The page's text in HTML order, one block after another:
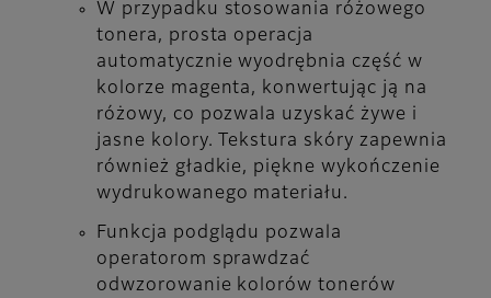
W przypadku stosowania różowego
tonera, prosta operacja
automatycznie wyodrębnia część w
kolorze magenta, konwertując ją na
różowy, co pozwala uzyskać żywe i
jasne kolory. Tekstura skóry zapewnia
również gładkie, piękne wykończenie
wydrukowanego materiału.
Funkcja podglądu pozwala
operatorom sprawdzać
odwzorowanie kolorów tonerów